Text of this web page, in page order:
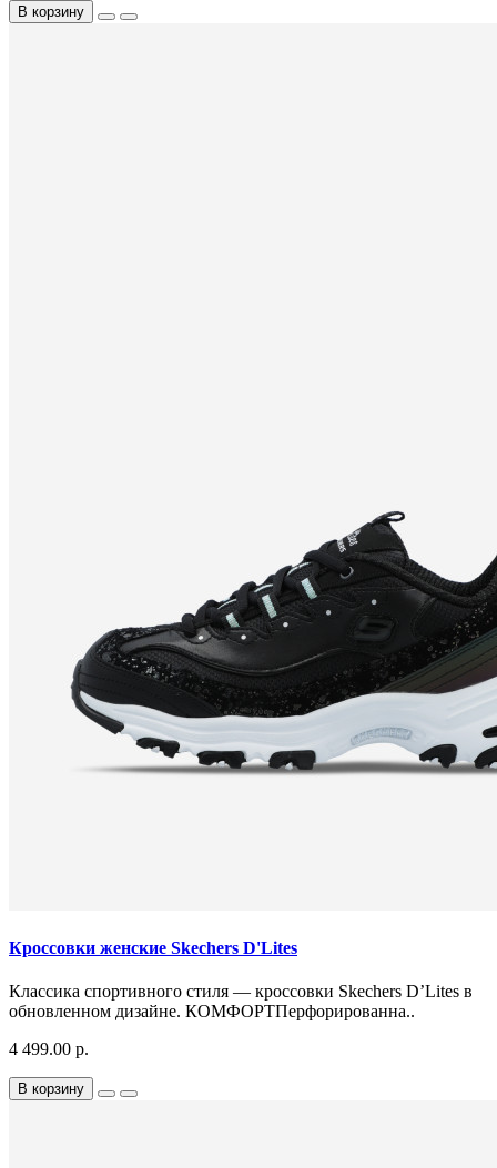
В корзину
Кроссовки женские Skechers D'Lites
Классика спортивного стиля — кроссовки Skechers D’Lites в
обновленном дизайне. КОМФОРТПерфорированна..
4 499.00 р.
В корзину